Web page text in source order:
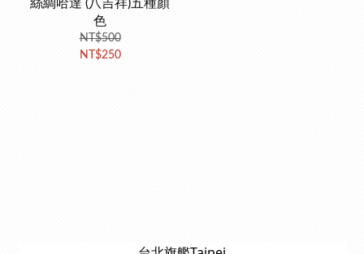
絲綢哈達 (八吉祥)五種顏
色
NT$500
NT$250